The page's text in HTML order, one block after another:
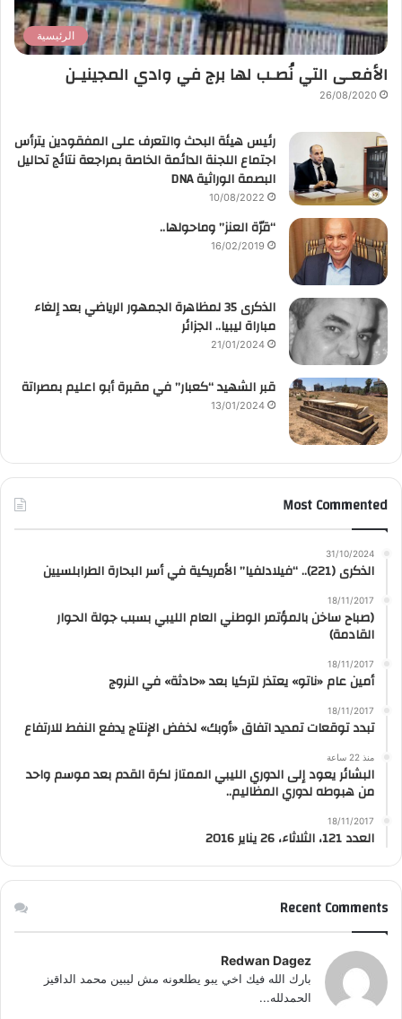
الرئيسية
الأفعـى التي نُصـب لها برج في وادي المجينيـن
26/08/2020
رئيس هيئة البحث والتعرف على المفقودين يترأس
اجتماع اللجنة الدائمة الخاصة بمراجعة نتائج تحاليل
البصمة الوراثية DNA
10/08/2022
“قرّة العنز” وماحولها..
16/02/2019
الذكرى 35 لمظاهرة الجمهور الرياضي بعد إلغاء
مباراة ليبيا.. الجزائر
21/01/2024
قبر الشهيد “كعبار” في مقبرة أبو اعليم بمصراتة
13/01/2024
Most Commented
31/10/2024
الذكرى (221).. “فيلادلفيا” الأمريكية في أسر البحارة الطرابلسيين
18/11/2017
(صباح ساخن بالمؤتمر الوطني العام الليبي بسبب جولة الحوار
القادمة)
18/11/2017
أمين عام «ناتو» يعتذر لتركيا بعد «حادثة» في النروج
18/11/2017
تبدد توقعات تمديد اتفاق «أوبك» لخفض الإنتاج يدفع النفط للارتفاع
منذ 22 ساعة
البشائر يعود إلى الدوري الليبي الممتاز لكرة القدم بعد موسم واحد
من هبوطه لدوري المظاليم..
18/11/2017
العدد 121، الثلاثاء، 26 يناير 2016
Recent Comments
Redwan Dagez
بارك الله فيك اخي يبو يطلعونه مش ليبين محمد الداقيز
الحمدلله...